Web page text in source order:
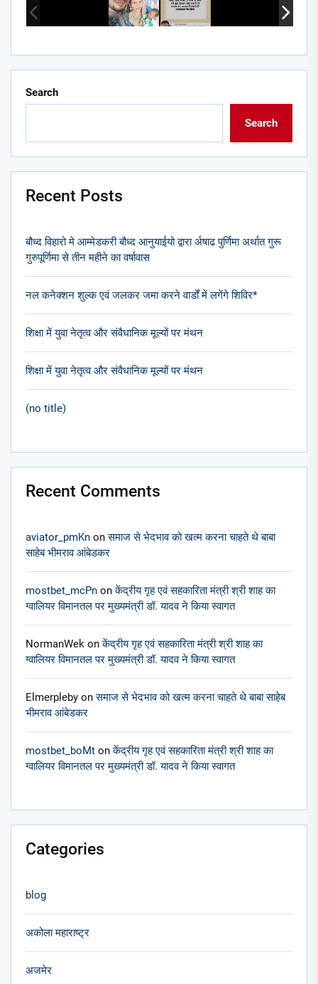
Search
Search
Recent Posts
बौध्द विहारो मे आम्मेडकरी बौध्द आनुयाईयो द्वारा र्अषाढ पुर्णिमा अर्थात गुरू
गुरुपूर्णिमा से तीन महीने का वर्षावास
नल कनेक्शन शुल्क एवं जलकर जमा करने वार्डों में लगेंगे शिविर*
शिक्षा में युवा नेतृत्व और संवैधानिक मूल्यों पर मंथन
शिक्षा में युवा नेतृत्व और संवैधानिक मूल्यों पर मंथन
(no title)
Recent Comments
aviator_pmKn onसमाज से भेदभाव को खत्म करना चाहते थे बाबा
साहेब भीमराव आंबेडकर
mostbet_mcPn onकेंद्रीय गृह एवं सहकारिता मंत्री श्री शाह का
ग्वालियर विमानतल पर मुख्यमंत्री डॉ. यादव ने किया स्वागत
NormanWek onकेंद्रीय गृह एवं सहकारिता मंत्री श्री शाह का
ग्वालियर विमानतल पर मुख्यमंत्री डॉ. यादव ने किया स्वागत
Elmerpleby onसमाज से भेदभाव को खत्म करना चाहते थे बाबा साहेब
भीमराव आंबेडकर
mostbet_boMt onकेंद्रीय गृह एवं सहकारिता मंत्री श्री शाह का
ग्वालियर विमानतल पर मुख्यमंत्री डॉ. यादव ने किया स्वागत
Categories
blog
अकोला महाराष्ट्र
अजमेर